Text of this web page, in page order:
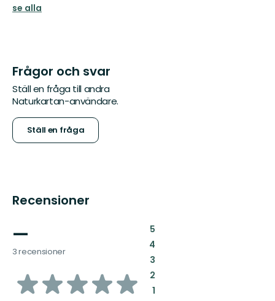
se alla
Frågor och svar
Ställ en fråga till andra
Naturkartan-användare.
Ställ en fråga
Recensioner
—
3 recensioner
av
5:
4:
3:
2:
1: